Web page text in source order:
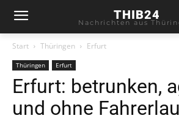
THIB24
Nachrichten aus
Start Thüringen Erfurt
Thüringen Erfurt
Erfurt: betrunken,
und ohne